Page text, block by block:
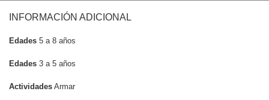
INFORMACIÓN ADICIONAL
Edades 5 a 8 años
Edades 3 a 5 años
Actividades Armar